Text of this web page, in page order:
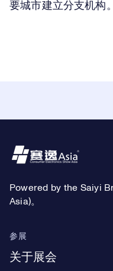
要城市建立分支机构。
Footer
Powered by the Saiyi
Asia)。
参展
关于展会